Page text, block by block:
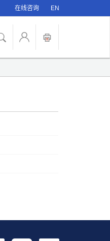
在线咨询 EN